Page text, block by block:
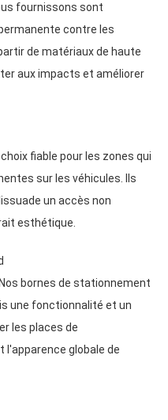
fournissons sont
contre les
de matériaux de haute
aux impacts et améliorer
fiable pour les zones qui
sur les véhicules. Ils
un accès non
esthétique.
bornes de stationnement
une fonctionnalité et un
les places de
globale de